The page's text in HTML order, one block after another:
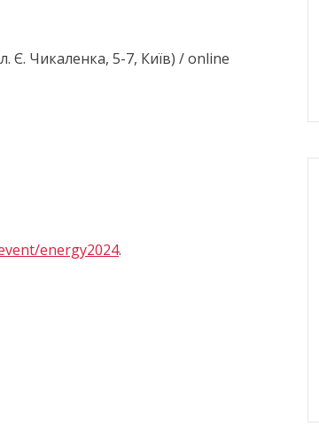
Є. Чикаленка, 5-7, Київ) / online
energy2024.